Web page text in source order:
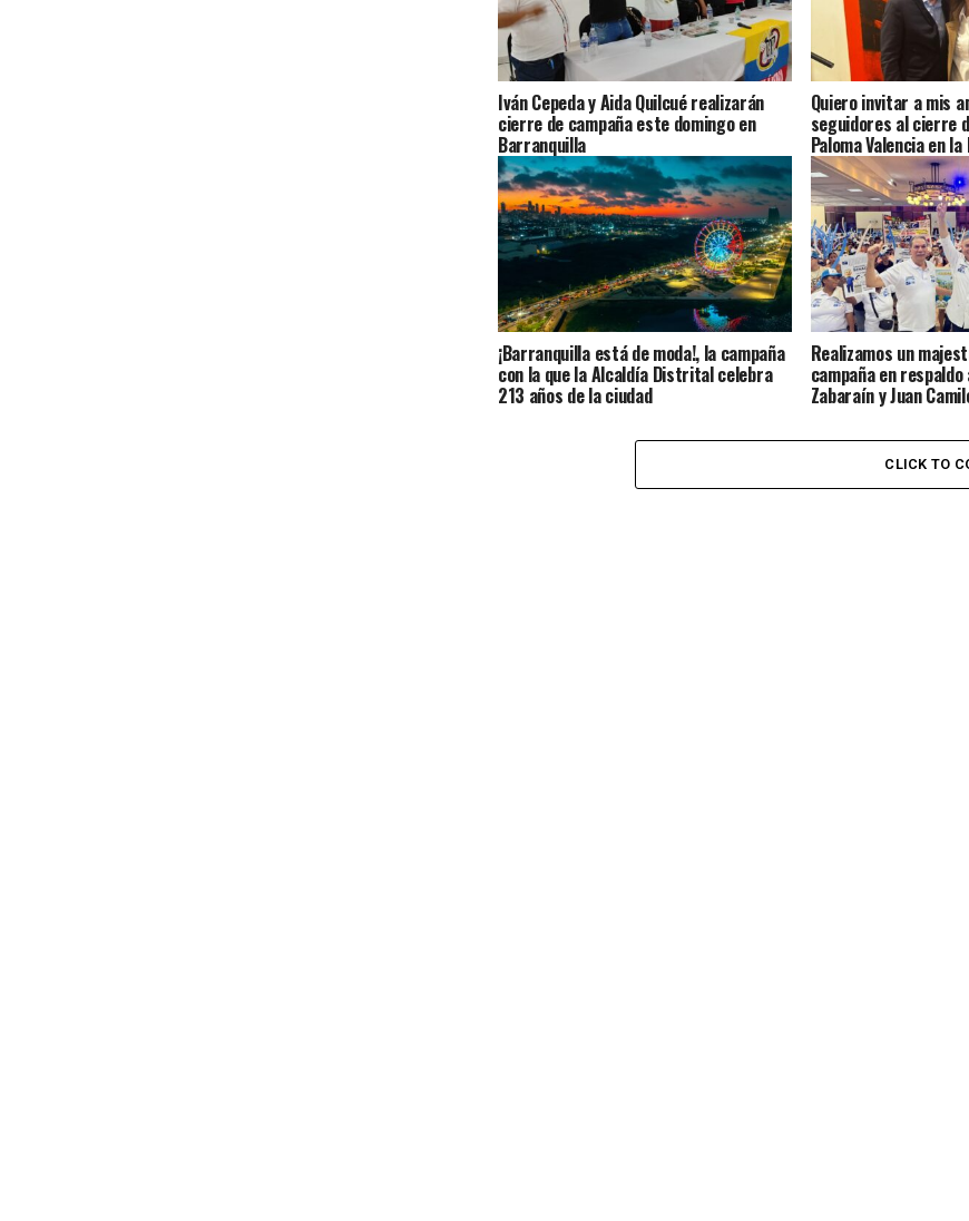
Iván Cepeda y Aida Quilcué realizarán
cierre de campaña este domingo en
Barranquilla
Quiero invitar a mis
seguidores al cierre
Paloma Valencia en
Yesid Pulgar
¡Barranquilla está de moda!, la campaña
con la que la Alcaldía Distrital celebra
213 años de la ciudad
Realizamos un
campaña en
Zabaraín y Juan
CLICK TO